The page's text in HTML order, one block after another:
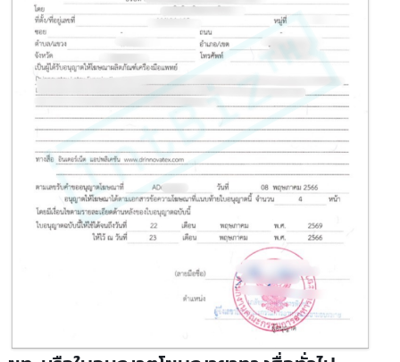
ฆพ. ใบอนุญาตโฆษณาเครื่องมือแพทย์
ฆพ. คือ ใบอนุญาตโฆษณาเครื่องมือแพทย์ เมื่อพูดถึงการทำการตลาดเครื่อง
แพทย์หรืออุปกรณ์ทางการแพทย์นั้น
มีสิ่งหนึ่งที่ผู้ประกอบการจำเป็นต้องมีอย่างขาดไม่ได้ นั่นคือ ฆพ. หรือใบอนุญาต
ออกโดยสำนักงานคณะกรรมการอาหารและยา หรือ อย.